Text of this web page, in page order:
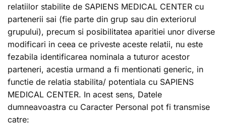
relatiilor stabilite de SAPIENS MEDICAL CENTER cu
partenerii sai (fie parte din grup sau din exteriorul
grupului), precum si posibilitatea aparitiei unor diverse
modificari in ceea ce priveste aceste relatii, nu este
fezabila identificarea nominala a tuturor acestor
parteneri, acestia urmand a fi mentionati generic, in
functie de relatia stabilita/ potentiala cu SAPIENS
MEDICAL CENTER. In acest sens, Datele
dumneavoastra cu Caracter Personal pot fi transmise
catre: